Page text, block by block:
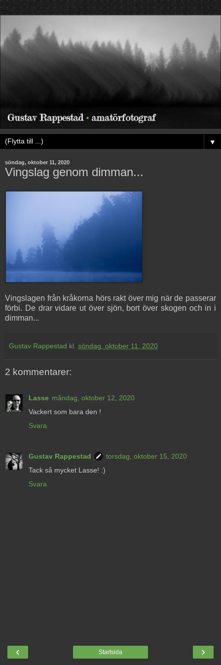
▼
söndag, oktober 11, 2020
Vingslag genom dimman...
Vingslagen från kråkorna hörs rakt över mig när de passerar
förbi. De drar vidare ut över sjön, bort över skogen och in i
dimman...
Gustav Rappestad kl. söndag, oktober 11, 2020
2 kommentarer:
Lasse måndag, oktober 12, 2020
Vackert som bara den !
Svara
Gustav Rappestad
torsdag, oktober 15, 2020
Tack så mycket Lasse! :)
Svara
‹ ›
Startsida